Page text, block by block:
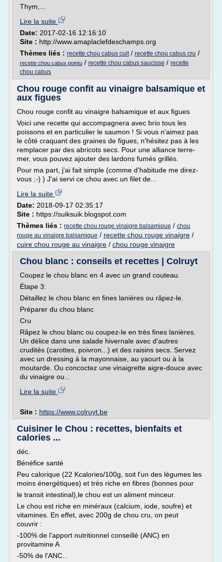
Thym,...
Lire la suite
Date: 2017-02-16 12:16:10
Site : http://www.amaplaclefdeschamps.org
Thèmes liés : recette chou cabus cuit/ recette chou cabus cru /
recette chou cabus pointu / recette chou cabus saucisse / recette
chou cabus
Chou rouge confit au vinaigre balsamique et
aux figues
Chou rouge confit au vinaigre balsamique et aux figues
Voici une recette qui accompagnera avec brio tous les
poissons et en particulier le saumon ! Si vous n'aimez pas
le côté craquant des graines de figues, n'hésitez pas à les
remplacer par des abricots secs. Pour une alliance terre-
mer, vous pouvez ajouter des lardons fumés grillés.
Pour ma part, j'ai fait simple (comme d'habitude me direz-
vous ;-) ) J'ai servi ce chou avec un filet de...
Lire la suite
Date: 2018-09-17 02:35:17
Site : https://suiksuik.blogspot.com
Thèmes liés : recette chou rouge vinaigre balsamique / chou
rouge au vinaigre balsamique / recette chou rouge vinaigre /
cuire chou rouge au vinaigre / chou rouge vinaigre
Chou blanc : conseils et recettes | Colruyt
Coupez le chou blanc en 4 avec un grand couteau.
Étape 3:
Détaillez le chou blanc en fines lanières ou râpez-le.
Préparer du chou blanc
Cru
Râpez le chou blanc ou coupez-le en très fines lanières.
Un délice dans une salade hivernale avec d'autres
crudités (carottes, poivron...) et des raisins secs. Servez
avec un dressing à la mayonnaise, au yaourt ou à la
moutarde. Ou concoctez une vinaigrette aigre-douce avec
du vinaigre ou...
Lire la suite
Site : https://www.colruyt.be
Cuisiner le Chou : recettes, bienfaits et
calories ...
déc.
Bénéfice santé
Peu calorique (22 Kcalories/100g, soit l'un des légumes les
moins énergétiques) et très riche en fibres (bonnes pour
le transit intestinal),le chou est un aliment minceur.
Le chou est riche en minéraux (calcium, iode, soufre) et
vitamines. En effet, avec 200g de chou cru, on peut
couvrir :
-100% de l'apport nutritionnel conseillé (ANC) en
provitamine A
-50% de l'ANC...